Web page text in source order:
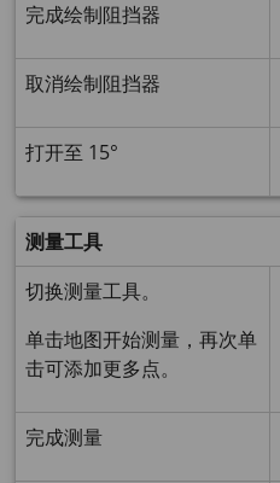
完成绘制阻挡器
取消绘制阻挡器
打开至 15°
测量工具
切换测量工具。
单击地图开始测量，再次单
击可添加更多点。
完成测量